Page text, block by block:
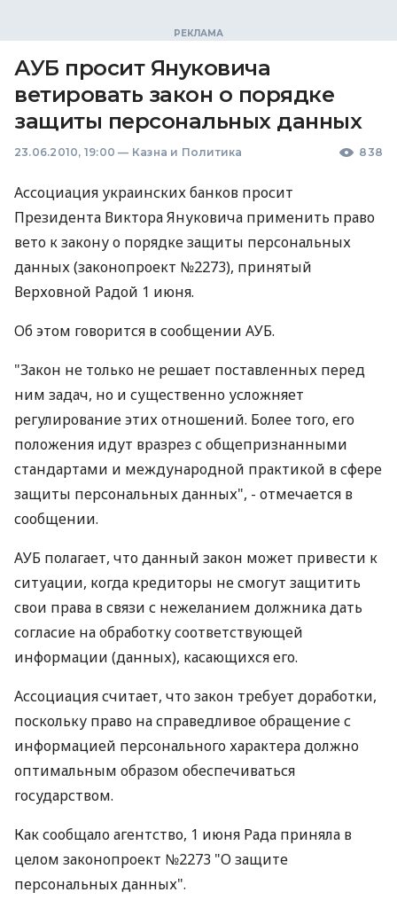
АУБ просит Януковича
ветировать закон о порядке
защиты персональных данных
23.06.2010, 19:00 — Казна и Политика 838
Ассоциация украинских банков просит
Президента Виктора Януковича применить право
вето к закону о порядке защиты персональных
данных (законопроект №2273), принятый
Верховной Радой 1 июня.
Об этом говорится в сообщении АУБ.
"Закон не только не решает поставленных перед
ним задач, но и существенно усложняет
регулирование этих отношений. Более того, его
положения идут вразрез с общепризнанными
стандартами и международной практикой в сфере
защиты персональных данных", - отмечается в
сообщении.
АУБ полагает, что данный закон может привести к
ситуации, когда кредиторы не смогут защитить
свои права в связи с нежеланием должника дать
согласие на обработку соответствующей
информации (данных), касающихся его.
Ассоциация считает, что закон требует доработки,
поскольку право на справедливое обращение с
информацией персонального характера должно
оптимальным образом обеспечиваться
государством.
Как сообщало агентство, 1 июня Рада приняла в
целом законопроект №2273 "О защите
персональных данных".